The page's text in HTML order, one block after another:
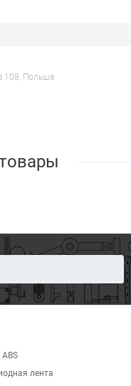
108, Польша
лента